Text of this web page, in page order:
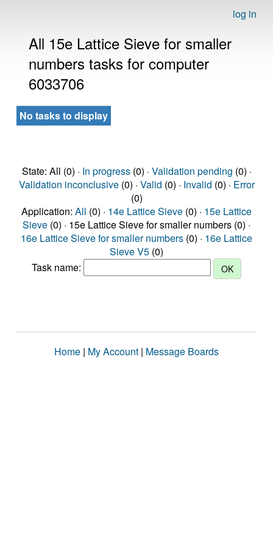
log in
All 15e Lattice Sieve for smaller
numbers tasks for computer
6033706
No tasks to display
State: All (0) · In progress(0) · Validation pending (0) ·
Validation inconclusive(0) · Valid (0) · Invalid (0) · Error
(0)
Application: All (0) · 14e Lattice Sieve (0) · 15e Lattice
Sieve (0) · 15e Lattice Sieve for smaller numbers (0) ·
16e Lattice Sieve for smaller numbers (0) · 16e Lattice
Sieve V5 (0)
Task name:
Home | My Account | Message Boards